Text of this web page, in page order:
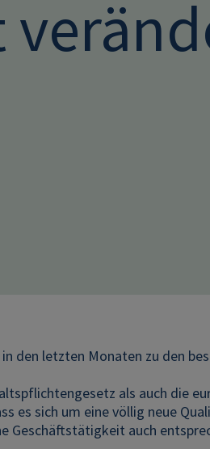
den letzten Monaten zu den
als auch die
es sich um eine völlig neue
Geschäftstätigkeit auch